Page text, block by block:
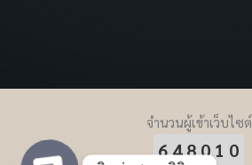
จำนวนผู้เข้าเว็บไซต์
648010